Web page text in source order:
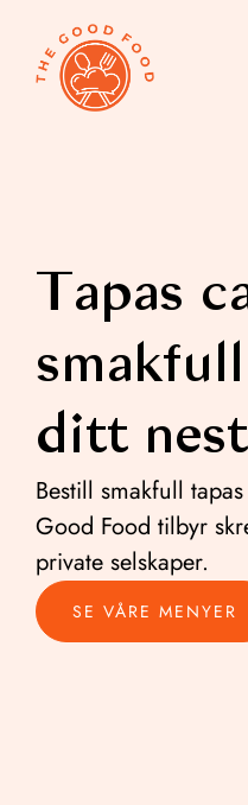
Tapas
ditt
Bestill smakfull
Good Food tilbyr
private selskaper.
SE VÅRE MENYER